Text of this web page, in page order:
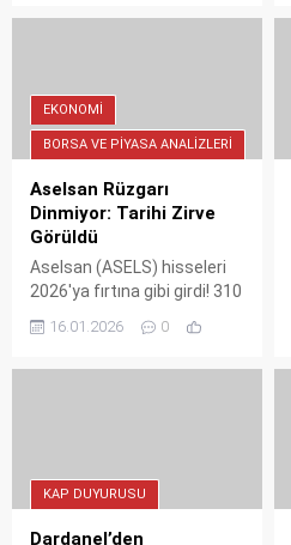
EKONOMI
BORSA VE PIYASA ANALIZLERI
Aselsan Rüzgarı
Dinmiyor: Tarihi Zirve
Görüldü
Aselsan (ASELS) hisseleri
2026'ya fırtına gibi girdi! 310
zirvesini gören dev şirket,
16.01.2026 0
KAP DUYURUSU
Dardanel’den